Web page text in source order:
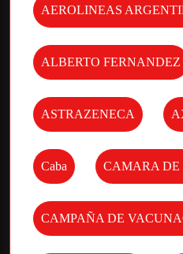
AEROLINEAS
ALBERTO FERNANDEZ
ASTRAZENECA
Caba CAMARA DE
CAMPAÑA DE